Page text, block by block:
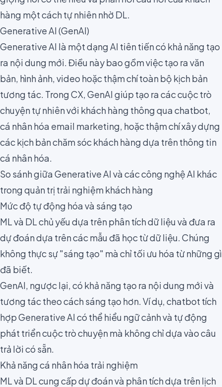
hàng một cách tự nhiên nhờ DL.
Generative AI (GenAI)
Generative AI là một dạng AI tiên tiến có khả năng tạo
ra nội dung mới. Điều này bao gồm việc tạo ra văn
bản, hình ảnh, video hoặc thậm chí toàn bộ kịch bản
tương tác. Trong CX, GenAI giúp tạo ra các cuộc trò
chuyện tự nhiên với khách hàng thông qua chatbot,
cá nhân hóa email marketing, hoặc thậm chí xây dựng
các kịch bản chăm sóc khách hàng dựa trên thông tin
cá nhân hóa.
So sánh giữa Generative AI và các công nghệ AI khác
trong quản trị trải nghiệm khách hàng
Mức độ tự động hóa và sáng tạo
ML và DL chủ yếu dựa trên phân tích dữ liệu và đưa ra
dự đoán dựa trên các mẫu đã học từ dữ liệu. Chúng
không thực sự "sáng tạo" mà chỉ tối ưu hóa từ những gì
đã biết.
GenAI, ngược lại, có khả năng tạo ra nội dung mới và
tương tác theo cách sáng tạo hơn. Ví dụ, chatbot tích
hợp Generative AI có thể hiểu ngữ cảnh và tự động
phát triển cuộc trò chuyện mà không chỉ dựa vào câu
trả lời có sẵn.
Khả năng cá nhân hóa trải nghiệm
ML và DL cung cấp dự đoán và phân tích dựa trên lịch